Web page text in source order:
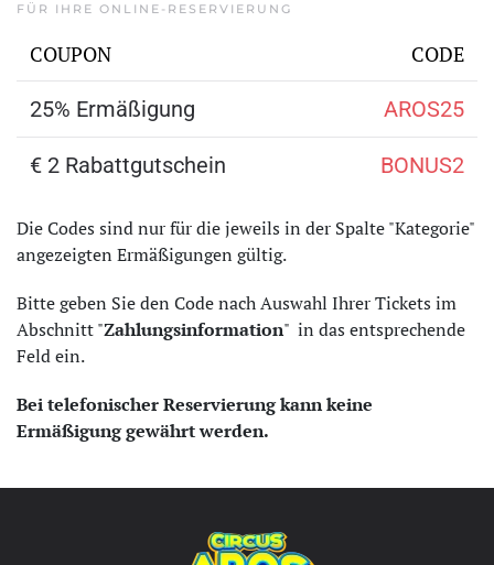
FÜR IHRE ONLINE-RESERVIERUNG
COUPON CODE
25% Ermäßigung AROS25
€ 2 Rabattgutschein BONUS2
Die Codes sind nur für die jeweils in der Spalte "Kategorie"
angezeigten Ermäßigungen gültig.
Bitte geben Sie den Code nach Auswahl Ihrer Tickets im
Abschnitt "Zahlungsinformation" in das entsprechende
Feld ein.
Bei telefonischer Reservierung kann keine
Ermäßigung gewährt werden.